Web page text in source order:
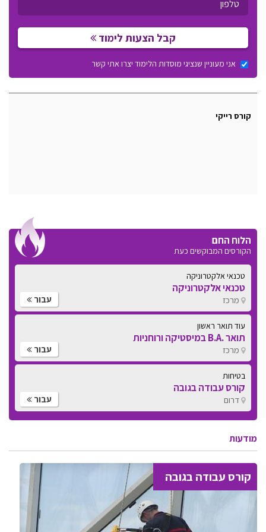
קבל הצעות לימוד
אני מעוניין שנציגי מוסדות הלימוד יצרו אתי קשר
קורס רייקי
הלוח החם
הקורסים המבוקשים כעת
טכנאי אלקטרוניקה
טכנאי אלקטרוניקה
מרכז עבור
עוד תואר ראשון
תואר .B.A במיסטיקה ורוחניות
מרכז עבור
בטיחות
קורס עבודה בגובה
דרום עבור
מודעות
קורס עבודה בגובה